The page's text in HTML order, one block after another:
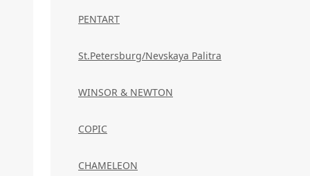
PENTART
St.Petersburg/Nevskaya Palitra
WINSOR & NEWTON
COPIC
CHAMELEON